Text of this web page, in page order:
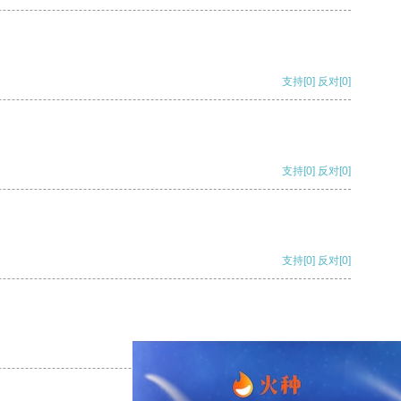
支持[0] 反对[0]
支持[0] 反对[0]
支持[0] 反对[0]